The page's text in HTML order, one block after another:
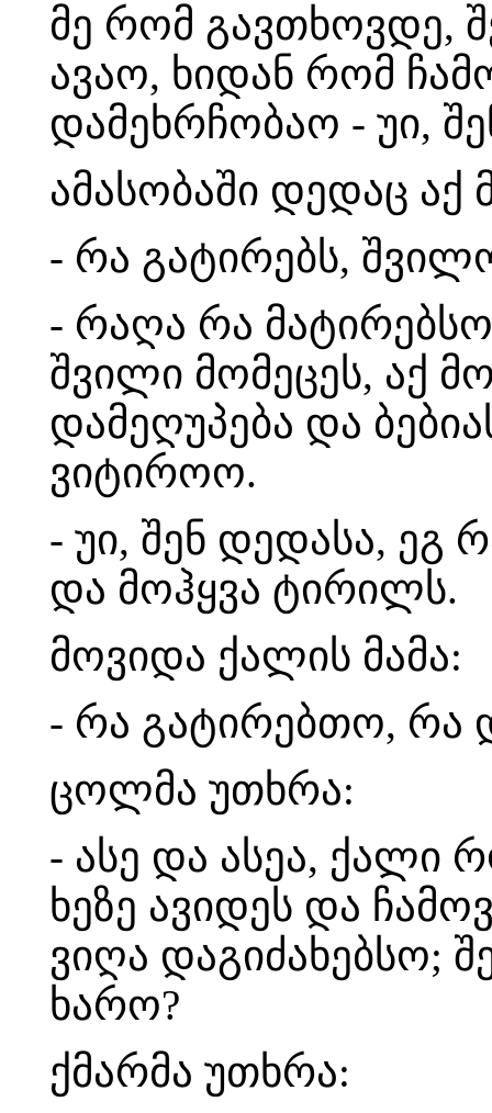
მე რომ გავთხოვდე,
ავაო, ხიდან რომ
დამეხრჩობაო - უი,
ამასობაში დედაც
- რა გატირებს,
- რაღა რა
შვილი მომეცეს, აქ
დამეღუპება და
ვიტიროო.
- უი, შენ დედასა,
და მოჰყვა ტირილს.
მოვიდა ქალის მამა:
- რა გატირებთო, რა
ცოლმა უთხრა:
- ასე და ასეა, ქალი
ხეზე ავიდეს და
ვიღა დაგიძახებსო;
ხარო?
ქმარმა უთხრა: